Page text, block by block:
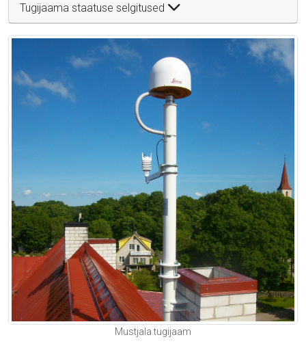
Tugijaama staatuse selgitused
Mustjala tugijaam